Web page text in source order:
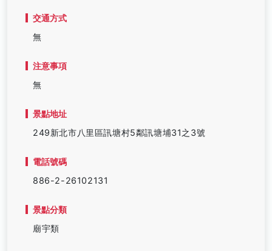
交通方式
無
注意事項
無
景點地址
249新北市八里區訊塘村5鄰訊塘埔31之3號
電話號碼
886-2-26102131
景點分類
廟宇類